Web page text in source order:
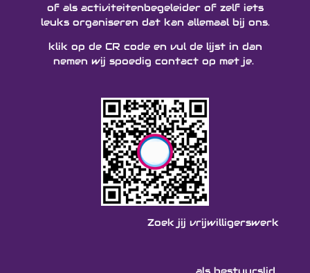
of als activiteitenbegeleider of zelf iets
leuks organiseren dat kan allemaal bij ons.
klik op de CR code en vul de lijst in dan
nemen wij spoedig contact op met je.
Zoek jij vrijwilligerswerk